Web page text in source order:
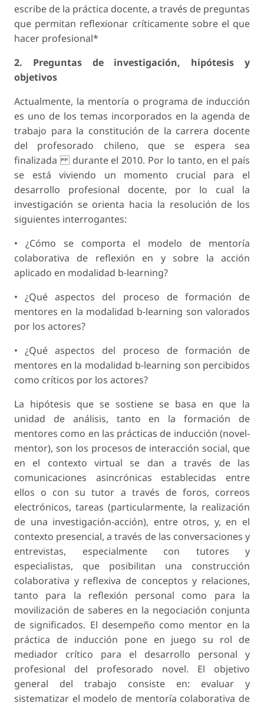
escribe de la práctica docente, a través de preguntas
que permitan reflexionar críticamente sobre el que
hacer profesional*
2. Preguntas de investigación, hipótesis y
objetivos
Actualmente, la mentoría o programa de inducción
es uno de los temas incorporados en la agenda de
trabajo para la constitución de la carrera docente
del profesorado chileno, que se espera sea
finalizada durante el 2010. Por lo tanto, en el país
se está viviendo un momento crucial para el
desarrollo profesional docente, por lo cual la
investigación se orienta hacia la resolución de los
siguientes interrogantes:
• ¿Cómo se comporta el modelo de mentoría
colaborativa de reflexión en y sobre la acción
aplicado en modalidad b-learning?
• ¿Qué aspectos del proceso de formación de
mentores en la modalidad b-learning son valorados
por los actores?
• ¿Qué aspectos del proceso de formación de
mentores en la modalidad b-learning son percibidos
como críticos por los actores?
La hipótesis que se sostiene se basa en que la
unidad de análisis, tanto en la formación de
mentores como en las prácticas de inducción (novel-
mentor), son los procesos de interacción social, que
en el contexto virtual se dan a través de las
comunicaciones asincrónicas establecidas entre
ellos o con su tutor a través de foros, correos
electrónicos, tareas (particularmente, la realización
de una investigación-acción), entre otros, y, en el
contexto presencial, a través de las conversaciones y
entrevistas, especialmente con tutores y
especialistas, que posibilitan una construcción
colaborativa y reflexiva de conceptos y relaciones,
tanto para la reflexión personal como para la
movilización de saberes en la negociación conjunta
de significados. El desempeño como mentor en la
práctica de inducción pone en juego su rol de
mediador crítico para el desarrollo personal y
profesional del profesorado novel. El objetivo
general del trabajo consiste en: evaluar y
sistematizar el modelo de mentoría colaborativa de